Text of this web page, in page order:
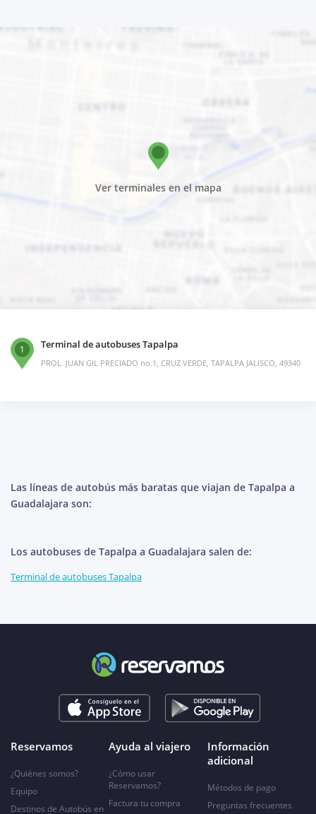
Ver terminales en el mapa
1 Terminal de autobuses Tapalpa
PROL. JUAN GIL PRECIADO no.1, CRUZ VERDE, TAPALPA JALISCO, 49340
Las líneas de autobús más baratas que viajan de Tapalpa a
Guadalajara son:
Los autobuses de Tapalpa a Guadalajara salen de:
Terminal de autobuses Tapalpa
Reservamos
¿Quiénes somos?
Equipo
Destinos de Autobús en
Ayuda al viajero
¿Cómo usar
Reservamos?
Factura tu compra
Información
adicional
Métodos de pago
Preguntas frecuentes